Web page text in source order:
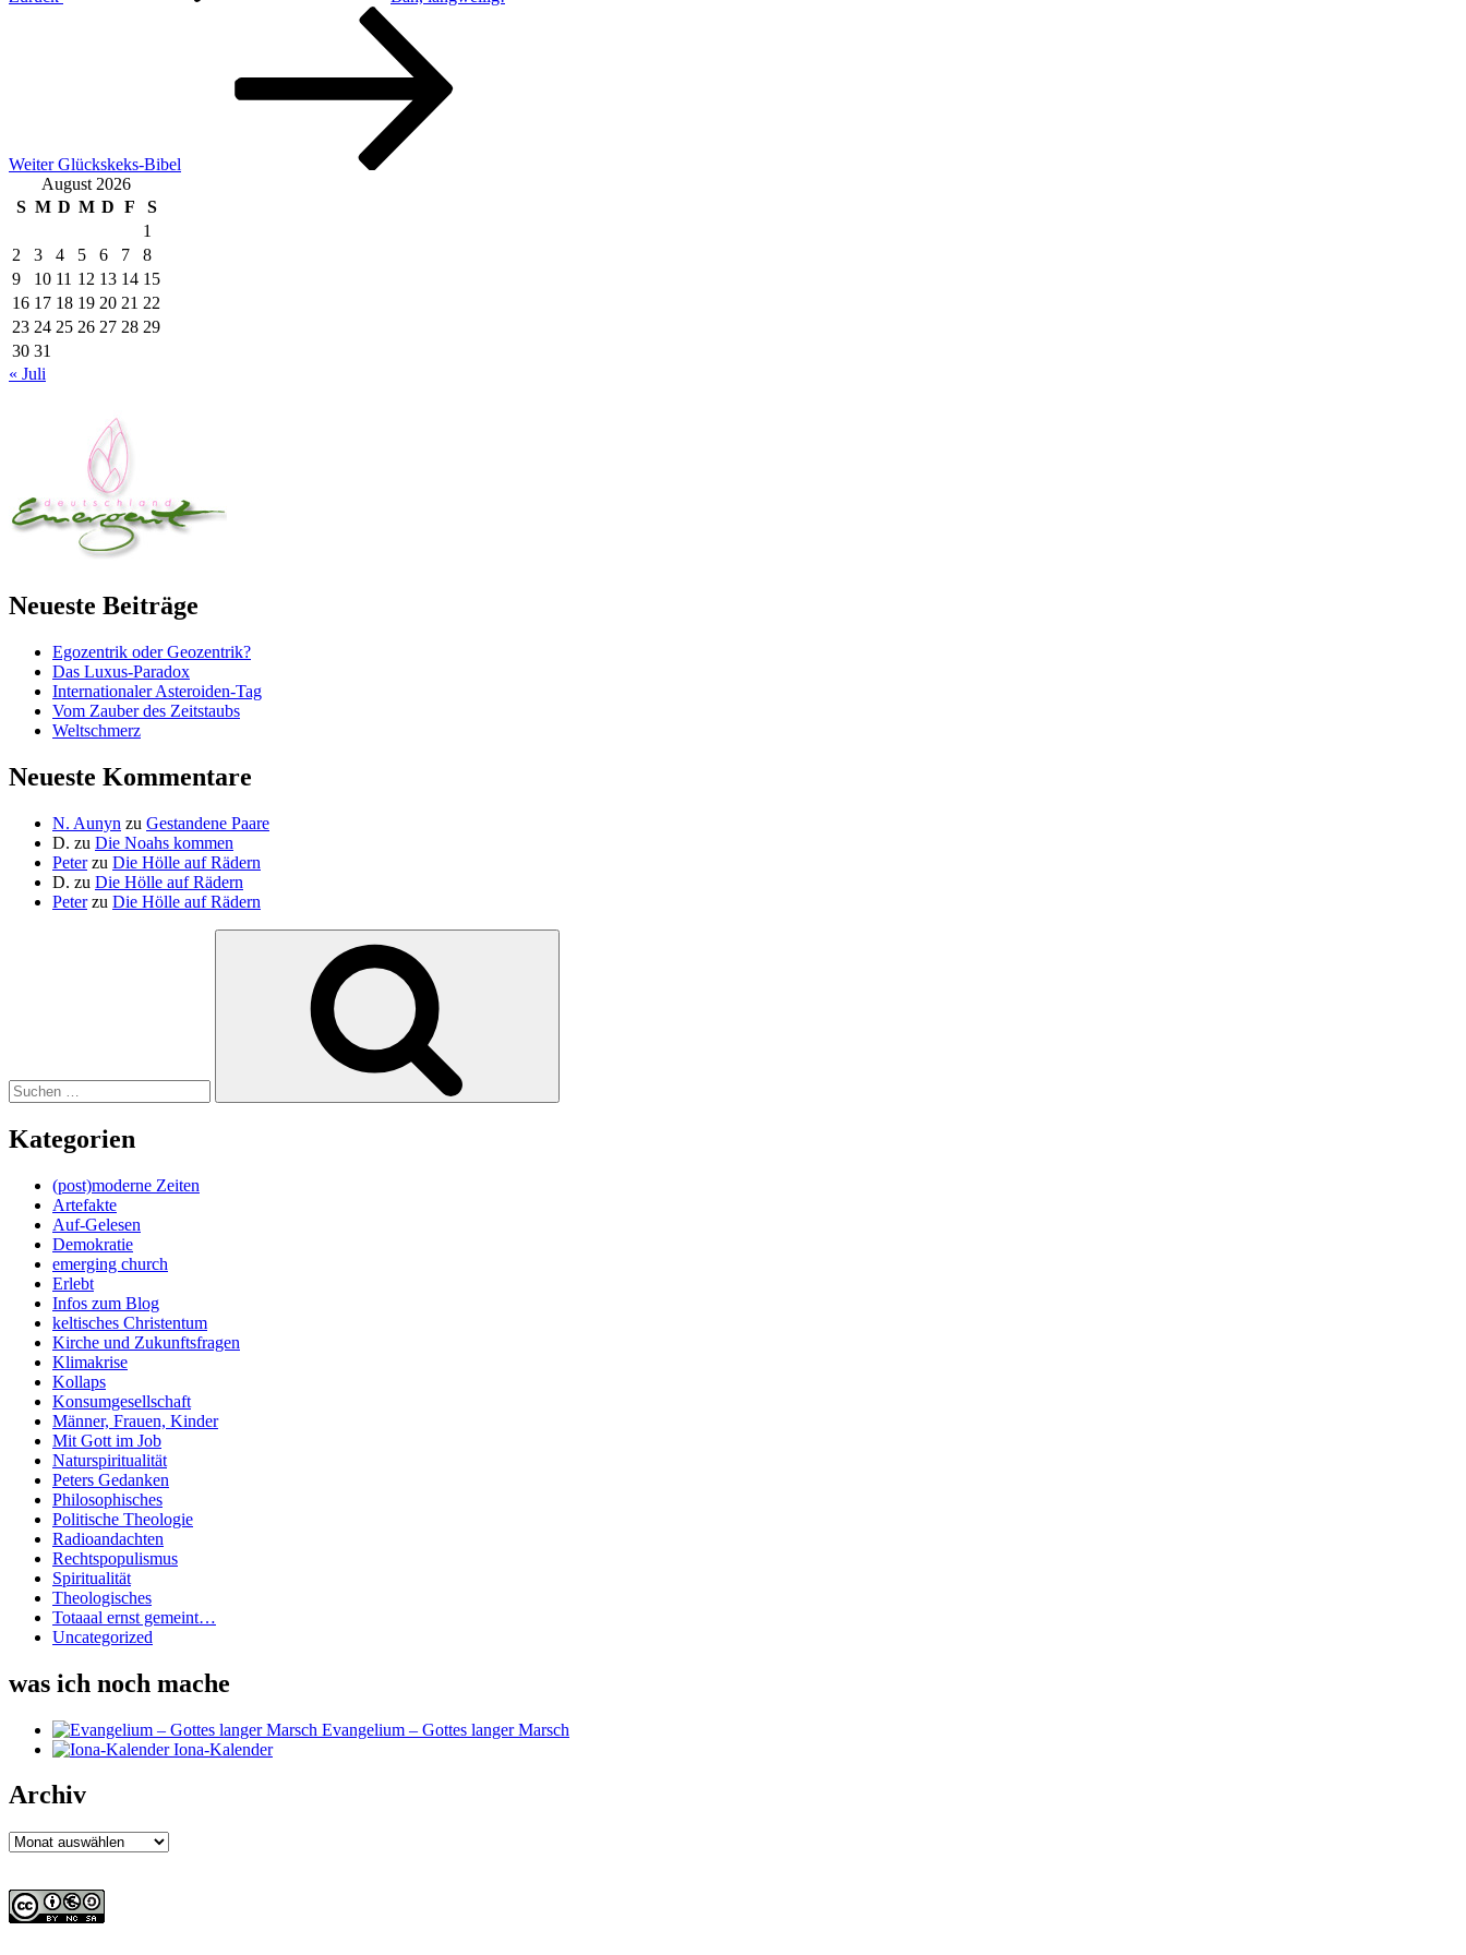
Weiter Glückskeks-Bibel
August 2026
S M D M D F
S
1
2
3 4 5 6 7
8
9
10 11 12 13 14 15
16 17 18 19 20 21 22
23 24 25 26 27 28 29
30 31
« Juli
Neueste Beiträge
Egozentrik oder Geozentrik?
Das Luxus-Paradox
Internationaler Asteroiden-Tag
Vom Zauber des Zeitstaubs
Weltschmerz
Neueste Kommentare
N. Aunyn zu Gestandene Paare
D. zu Die Noahs kommen
Peterzu Die Hölle auf Rädern
D. zu Die Hölle auf Rädern
Peterzu Die Hölle auf Rädern
Kategorien
(post)moderne Zeiten
Artefakte
Auf-Gelesen
Demokratie
emerging church
Erlebt
Infos zum Blog
keltisches Christentum
Kirche und Zukunftsfragen
Klimakrise
Kollaps
Konsumgesellschaft
Männer, Frauen, Kinder
Mit Gott im Job
Naturspiritualität
Peters Gedanken
Philosophisches
Politische Theologie
Radioandachten
Rechtspopulismus
Spiritualität
Theologisches
Totaaal ernst gemeint…
Uncategorized
was ich noch mache
Evangelium – Gottes langer Marsch
Iona-Kalender
Archiv
Archiv